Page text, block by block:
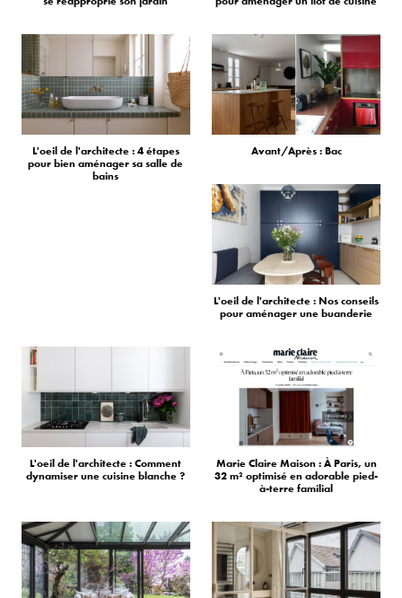
L'oeil de l'architecte : 4 étapes
pour bien aménager sa salle de
bains
Avant/Après : Bac
L'oeil de l'architecte : Nos conseils
pour aménager une buanderie
L'oeil de l'architecte : Comment
dynamiser une cuisine blanche ?
Marie Claire Maison : À Paris, un
32 m² optimisé en adorable pied-
à-terre familial